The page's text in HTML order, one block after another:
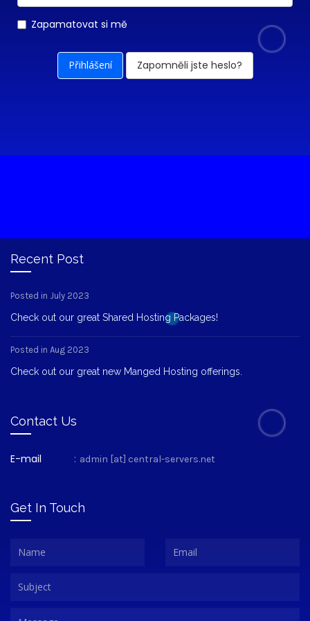
Zapamatovat si mě
Zapomněli jste heslo?
Recent Post
Posted in July 2023
Check out our great Shared Hosting Packages!
Posted in Aug 2023
Check out our great new Manged Hosting offerings.
Contact Us
E-mail : admin [at] central-servers.net
Get In Touch